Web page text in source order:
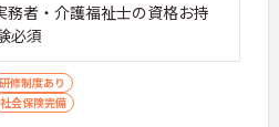
者・介護福祉士の資格お持
必須
研修制度あり
社会保険完備